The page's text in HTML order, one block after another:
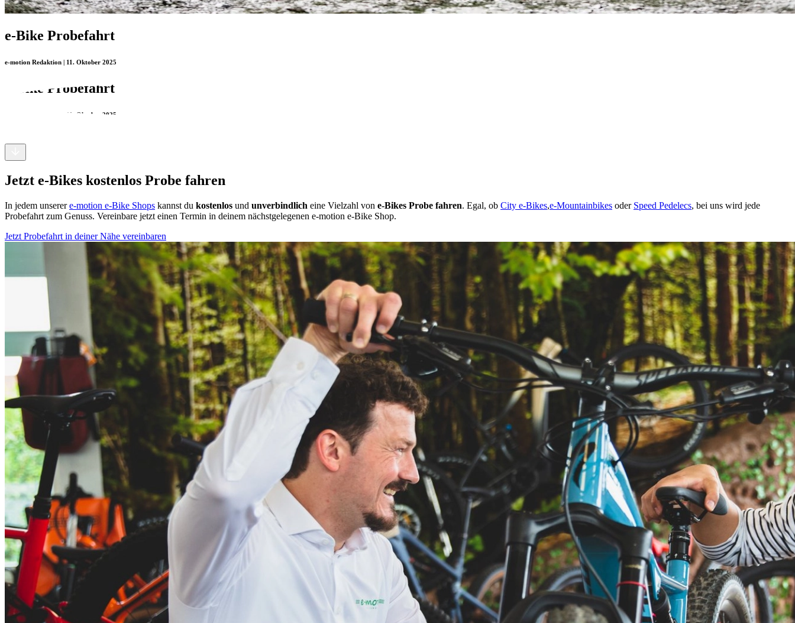
e-Bike Probefahrt
e-motion Redaktion | 11. Oktober 2025
e-Bike Probefahrt
e-motion Redaktion | 11. Oktober 2025
Jetzt e-Bikes kostenlos Probe fahren
In jedem unserere-motion e-Bike Shops kannst du kostenlos und unverbindlich eine Vielzahl von e-Bikes Probe fahren. Egal, ob City e-Bikes,e-Mountainbikes oder Speed Pedelecs, bei uns wird jede
Probefahrt zum Genuss. Vereinbare jetzt einen Termin in deinem nächstgelegenen e-motion e-Bike Shop.
Jetzt Probefahrt in deiner Nähe vereinbaren